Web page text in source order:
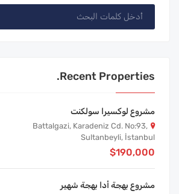
Recent Properties.
مشروع لوكسيرا سولكنت
Battalgazi, Karadeniz Cd. No:93,
Sultanbeyli, İstanbul
$190,000
مشروع بهجة أدا بهجة شهير